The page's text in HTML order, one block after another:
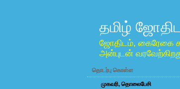
தமிழ்
ஜோதிடம், கைரேகை
அன்புடன்
தொடர்பு கொள்ள
முகவரி, தொலைபேசி